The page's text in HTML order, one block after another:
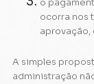
o
ocorra nos
A simples
administração